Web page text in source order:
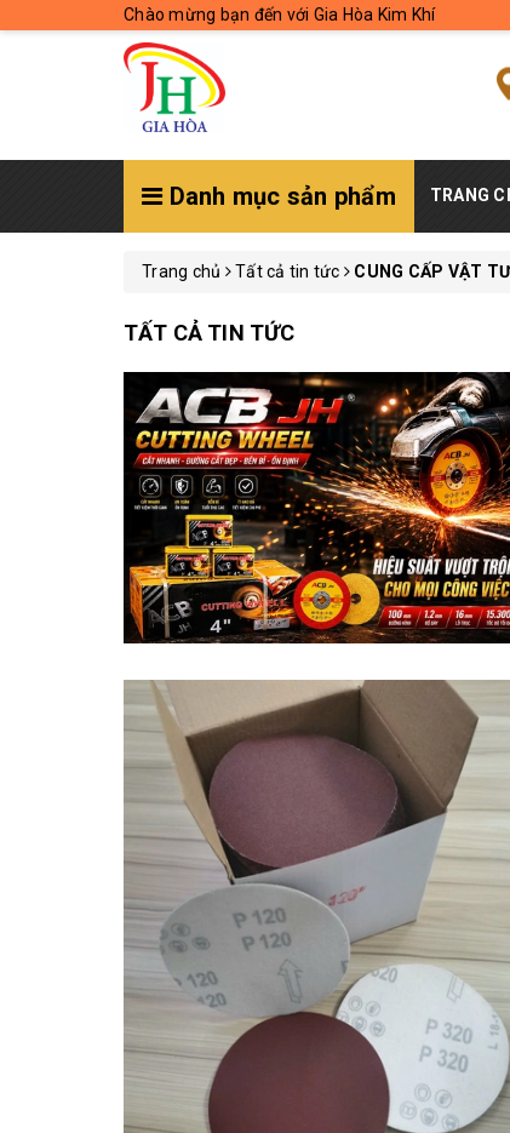
Chào mừng bạn đến với Gia Hòa Kim Khí
Danh mục sản phẩm TRANG
Trang chủ Tất cả tin tức CUNG CẤP VẬT
TẤT CẢ TIN TỨC